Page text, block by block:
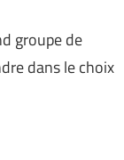
groupe de
dans le choix